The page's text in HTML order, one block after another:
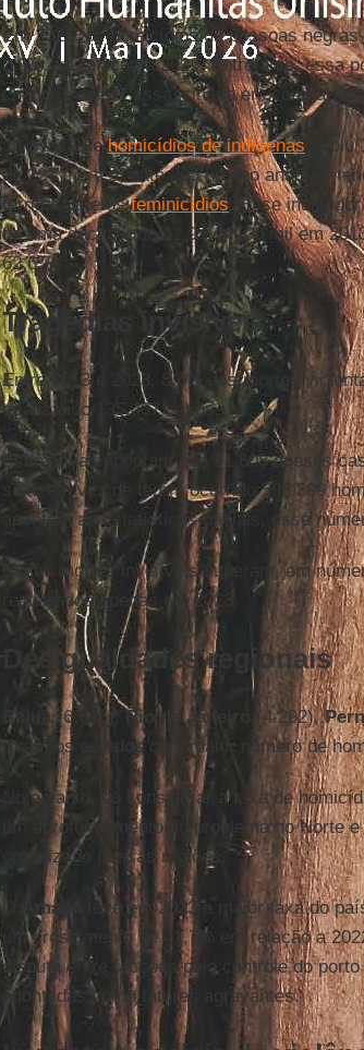
Em 2023, os homicídios de pessoas
0,9% em relação a 2022. Entretanto, essa
chances de ser assassinada em
Já a taxa dehomicídios de indígenas subiu
de 227 mortes, ante 205 no ano anterior,
territoriais e osfeminicídios . Esse
de uma década: de 62,9 por 100 mil em
62,6%.
Tragédias invisíveis
Entre 2013 e 2023, 8,6% das mortes
totalizando 135.407 casos.
Estimativas apontam que 51.608 desses
seja, em vez de terem ocorrido 598.399
apontam as estatísticas oficiais, esse
Essas mortes invisíveis superam, em
registrados apenas em 2023.
Desigualdades regionais
Bahia(6.616),Rio de Janeiro (4.292),
foram os estados com maior número de
No entanto, ao considerar a taxa de
um aprofundamento do problema no Norte
organizado nessas regiões.
O Amapá
teve em 2023 a maior taxa do
um crescimento de 41,7% em relação a
disputa entre facções pelo controle do
apontadas como fatores agravantes.